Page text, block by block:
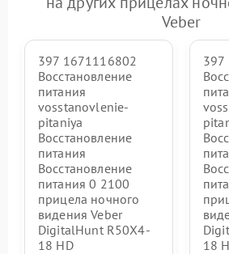
Veber
397 1671116802
Восстановление
питания
vosstanovlenie-
pitaniya
Восстановление
питания
Восстановление
питания 0 2100
прицела ночного
видения Veber
DigitalHunt R50X4-
18 HD
397
18